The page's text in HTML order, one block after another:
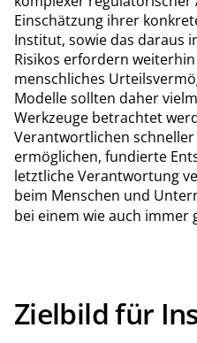
Einschätzung ihrer
Institut, sowie das daraus
Risikos erfordern
menschliches
Modelle sollten daher
Werkzeuge betrachtet
Verantwortlichen
ermöglichen, fundierte
letztliche Verantwortung
beim Menschen und
bei einem wie auch immer
Zielbild für